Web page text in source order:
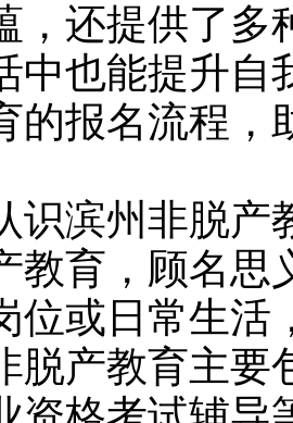
，还提供了多
中也能提升自
的报名流程，
滨州非脱产
育，顾名思
位或日常生活
脱产教育主要